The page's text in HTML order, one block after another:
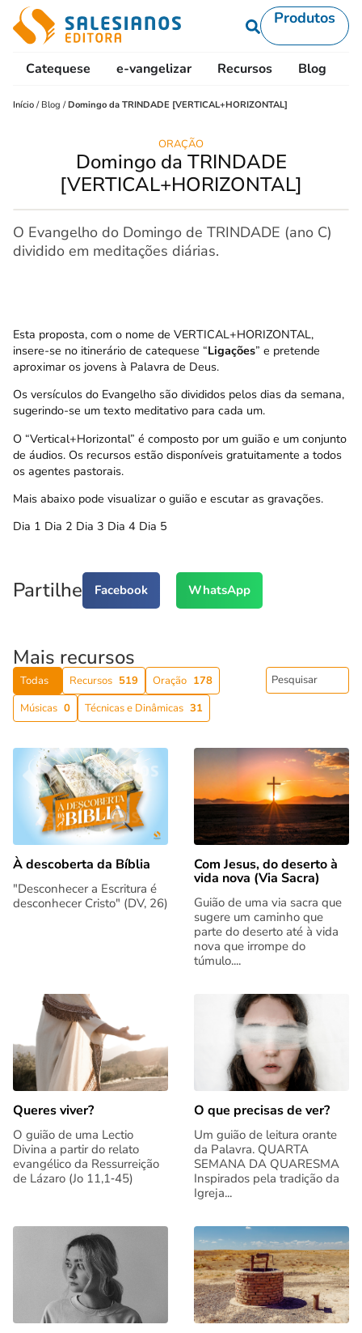
Produtos
Catequese e-vangelizar Recursos Blog
Início / Blog /Domingo da TRINDADE [VERTICAL+HORIZONTAL]
ORAÇÃO
Domingo da TRINDADE
[VERTICAL+HORIZONTAL]
O Evangelho do Domingo de TRINDADE (ano C)
dividido em meditações diárias.
Esta proposta, com o nome de VERTICAL+HORIZONTAL,
insere-se no itinerário de catequese “Ligações” e pretende
aproximar os jovens à Palavra de Deus.
Os versículos do Evangelho são divididos pelos dias da semana,
sugerindo-se um texto meditativo para cada um.
O “Vertical+Horizontal” é composto por um guião e um conjunto
de áudios. Os recursos estão disponíveis gratuitamente a todos
os agentes pastorais.
Mais abaixo pode visualizar o guião e escutar as gravações.
Dia 1 Dia 2 Dia 3 Dia 4 Dia 5
Partilhe Facebook WhatsApp
Mais recursos
Todas Recursos 519 Oração 178
Músicas 0 Técnicas e Dinâmicas 31
À descoberta da Bíblia
"Desconhecer a Escritura é
desconhecer Cristo" (DV, 26)
Com Jesus, do deserto à
vida nova (Via Sacra)
Guião de uma via sacra que
sugere um caminho que
parte do deserto até à vida
nova que irrompe do
túmulo....
Queres viver?
O guião de uma Lectio
Divina a partir do relato
evangélico da Ressurreição
de Lázaro (Jo 11,1‑45)
O que precisas de ver?
Um guião de leitura orante
da Palavra. QUARTA
SEMANA DA QUARESMA
Inspirados pela tradição da
Igreja...